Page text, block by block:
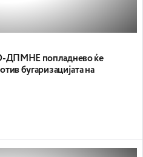
ДПМНЕ попладнево ќе
бугаризацијата на